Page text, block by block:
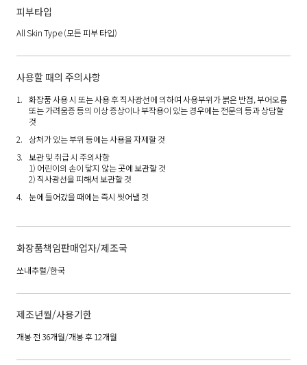
피부타입
All Skin Type(모든 피부 타입)
사용할 때의 주의사항
화장품 사용 시 또는 사용 후 직사광선에 의하여 사용부위가 붉은 반점, 부어오름
또는 가려움증 등의 이상 증상이나 부작용이 있는 경우에는 전문의 등과 상담할
것
상처가 있는 부위 등에는 사용을 자제할 것
보관 및 취급 시 주의사항
1) 어린이의 손이 닿지 않는 곳에 보관할 것
2) 직사광선을 피해서 보관할 것
눈에 들어갔을 때에는 즉시 씻어낼 것
화장품책임판매업자/제조국
쏘내추럴/한국
제조년월/사용기한
개봉 전 36개월/개봉 후 12개월